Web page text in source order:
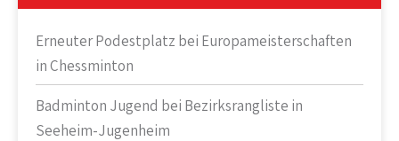
Erneuter Podestplatz bei Europameisterschaften
in Chessminton
Badminton Jugend bei Bezirksrangliste in
Seeheim-Jugenheim